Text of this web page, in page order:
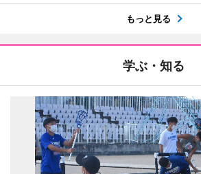
もっと見る
学ぶ・知る